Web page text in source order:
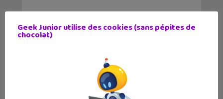
Geek Junior utilise des cookies (sans pépites de
chocolat)